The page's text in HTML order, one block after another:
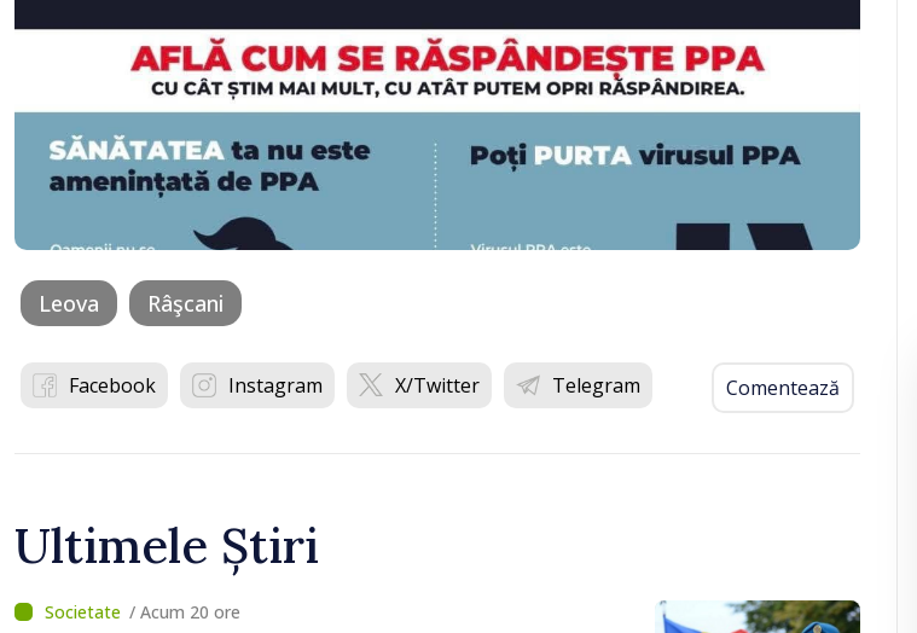
Leova Râşcani
Facebook Instagram X/Twitter Telegram Comentează
Ultimele Știri
/ Acum 20 ore